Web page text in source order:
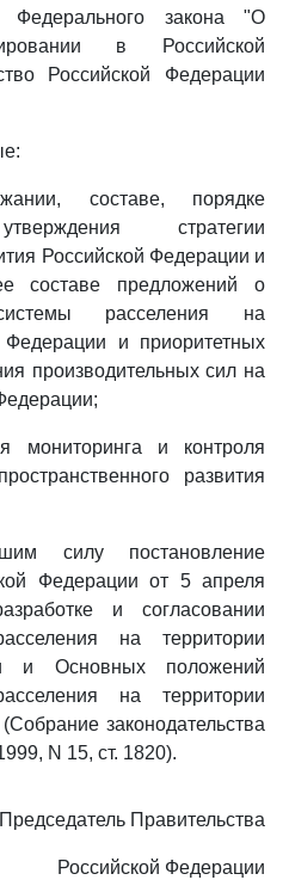
Федерального закона "О
в Российской
Российской Федерации
составе, порядке
стратегии
Российской Федерации и
составе предложений о
расселения на
Федерации и приоритетных
производительных сил на
мониторинга и контроля
развития
силу постановление
Федерации от 5 апреля
и согласовании
на территории
и Основных положений
на территории
законодательства
N 15, ст. 1820).
Председатель Правительства
Российской Федерации